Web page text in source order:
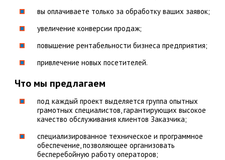
вы оплачиваете только за обработку ваших заявок;
увеличение конверсии продаж;
повышение рентабельности бизнеса предприятия;
привлечение новых посетителей.
Что мы предлагаем
под каждый проект выделяется группа опытных
грамотных специалистов, гарантирующих высокое
качество обслуживания клиентов Заказчика;
специализированное техническое и программное
обеспечение, позволяющее организовать
бесперебойную работу операторов;